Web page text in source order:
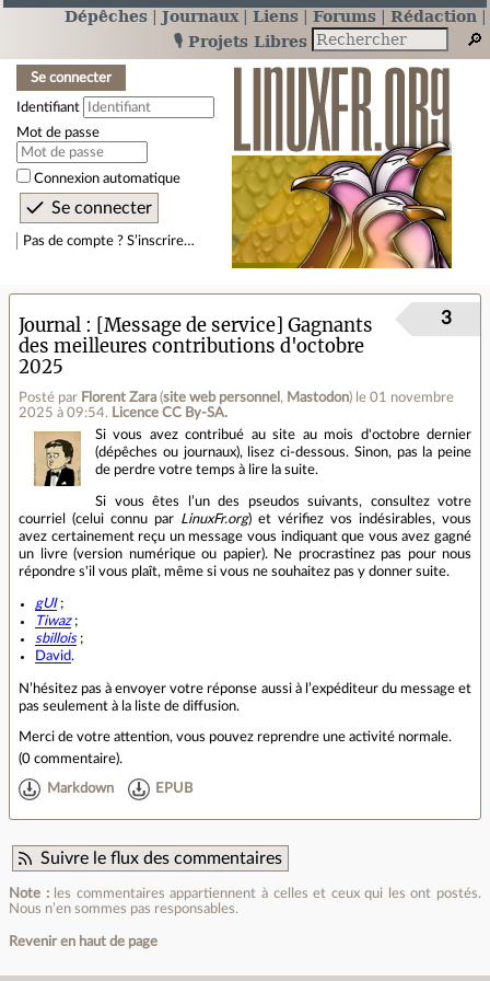
Dépêches Journaux Liens Forums
Rédaction
🎙️ Projets Libres
Se connecter
Identifiant
Mot de passe
Connexion automatique
Pas de compte ? S’inscrire…
Journal
[Message de service] Gagnants
des meilleures contributions d'octobre
2025
Posté par Florent Zara (site web personnel , Mastodon) le 01 novembre
2025 à 09:54. Licence CC By‑SA.
3
Si vous avez contribué au site au mois d'octobre dernier
(dépêches ou journaux), lisez ci‑dessous. Sinon, pas la peine
de perdre votre temps à lire la suite.
Si vous êtes l’un des pseudos suivants, consultez votre
courriel (celui connu par LinuxFr.org) et vérifiez vos indésirables, vous
avez certainement reçu un message vous indiquant que vous avez gagné
un livre (version numérique ou papier). Ne procrastinez pas pour nous
répondre s'il vous plaît, même si vous ne souhaitez pas y donner suite.
gUI;
Tiwaz;
sbillois;
David.
N’hésitez pas à envoyer votre réponse aussi à l’expéditeur du message et
pas seulement à la liste de diffusion.
Merci de votre attention, vous pouvez reprendre une activité normale.
(0 commentaire).
Markdown EPUB
Suivre le flux des commentaires
Note :les commentaires appartiennent à celles et ceux qui les ont postés.
Nous n’en sommes pas responsables.
Revenir en haut de page